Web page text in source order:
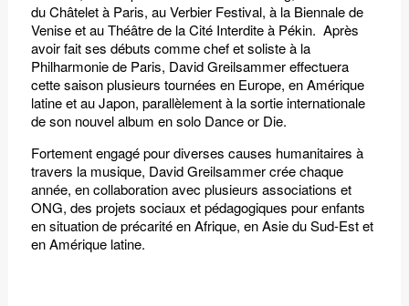
du Châtelet à Paris, au Verbier Festival, à la Biennale de
Venise et au Théâtre de la Cité Interdite à Pékin. Après
avoir fait ses débuts comme chef et soliste à la
Philharmonie de Paris, David Greilsammer effectuera
cette saison plusieurs tournées en Europe, en Amérique
latine et au Japon, parallèlement à la sortie internationale
de son nouvel album en solo Dance or Die.
Fortement engagé pour diverses causes humanitaires à
travers la musique, David Greilsammer crée chaque
année, en collaboration avec plusieurs associations et
ONG, des projets sociaux et pédagogiques pour enfants
en situation de précarité en Afrique, en Asie du Sud-Est et
en Amérique latine.